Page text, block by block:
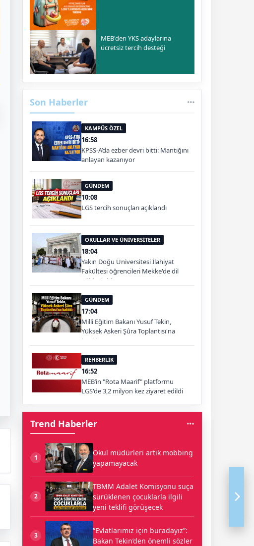
MEB'den YKS adaylarına
ücretsiz tercih desteği
Son Haberler
KAMPÜS ÖZEL
16:58
KPSS-A’da ezber devri bitti: Mantığını
anlayan kazanıyor
GÜNDEM
10:08
LGS tercih sonuçları açıklandı
OKULLAR VE ÜNİVERSİTELER
18:04
Yakın Doğu Üniversitesi İlahiyat
Fakültesi öğrencileri Mekke'de dil
eğitimi aldı
GÜNDEM
17:04
Milli Eğitim Bakanı Yusuf Tekin,
Yüksek Askeri Şûra Toplantısı'na
katıldı
REHBERLİK
16:52
MEB’in "Rota Maarif" platformu
LGS'de 3,2 milyon kez ziyaret edildi
Trend Haberler
1
Okul müdürleri artık mobbing
yapamayacak
2
TBMM Adalet Komisyonu suça
sürüklenen çocuklarla ilgili
yeni teklifi görüşecek
3
“Evlatlarımız için buradayız”:
Bakan Tekin’den önemli sözler